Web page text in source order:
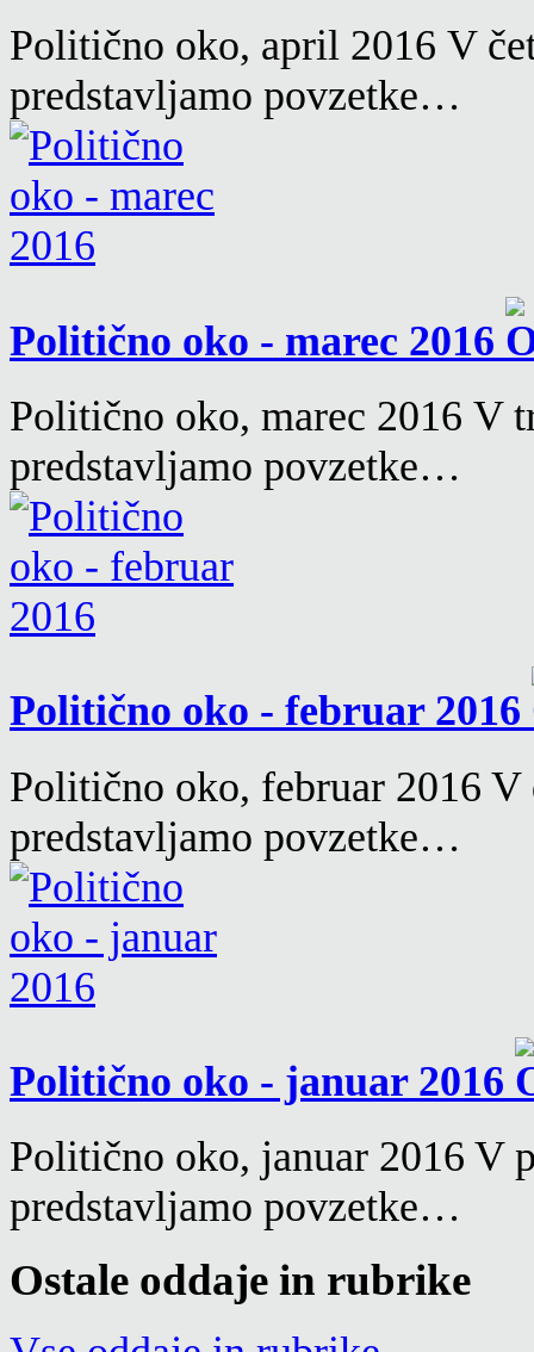
Politično oko, april 2016 V
predstavljamo povzetke…
Politično oko - marec 2016
Politično oko, marec 2016 V
predstavljamo povzetke…
Politično oko - februar 2016
Politično oko, februar 2016
predstavljamo povzetke…
Politično oko - januar 2016
Politično oko, januar 2016 V
predstavljamo povzetke…
Ostale oddaje in rubrike